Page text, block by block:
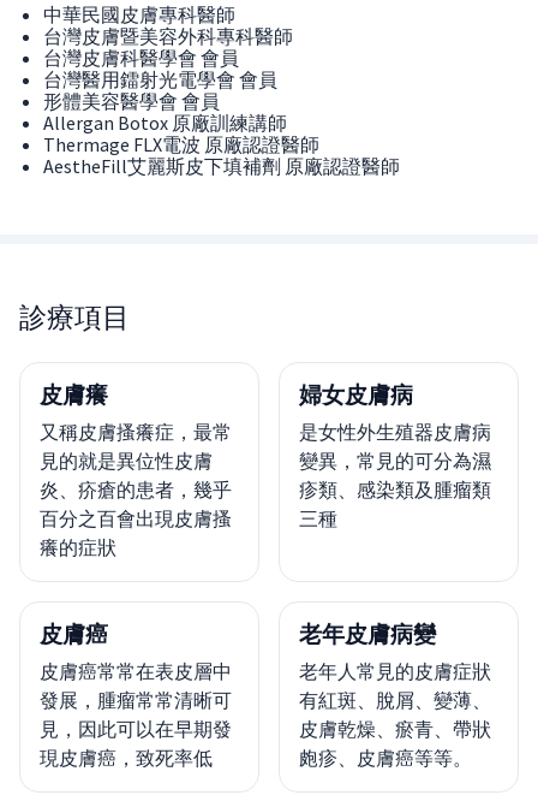
中華民國皮膚專科醫師
台灣皮膚暨美容外科專科醫師
台灣皮膚科醫學會 會員
台灣醫用鐳射光電學會 會員
形體美容醫學會 會員​
Allergan Botox 原廠訓練講師
Thermage FLX電波 原廠認證醫師
AestheFill艾麗斯皮下填補劑 原廠認證醫師
診療項目
皮膚癢
又稱皮膚搔癢症，最常
見的就是異位性皮膚
炎、疥瘡的患者，幾乎
百分之百會出現皮膚搔
癢的症狀
婦女皮膚病
是女性外生殖器皮膚病
變異，常見的可分為濕
疹類、感染類及腫瘤類
三種
皮膚癌
皮膚癌常常在表皮層中
發展，腫瘤常常清晰可
見，因此可以在早期發
現皮膚癌，致死率低
老年皮膚病變
老年人常見的皮膚症狀
有紅斑、脫屑、變薄、
皮膚乾燥、瘀青、帶狀
皰疹、皮膚癌等等。